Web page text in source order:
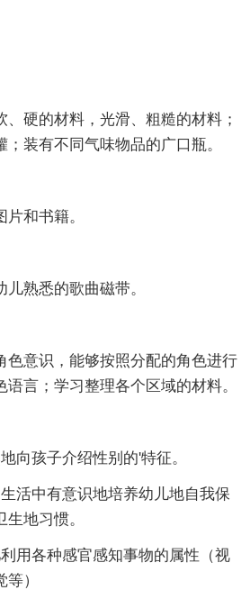
、硬的材料，光滑、粗糙的材料；
装有不同气味物品的广口瓶。
和书籍。
熟悉的歌曲磁带。
色意识，能够按照分配的角色进行
言；学习整理各个区域的材料。
向孩子介绍性别的'特征。
活中有意识地培养幼儿地自我保
地习惯。
用各种感官感知事物的属性（视
）